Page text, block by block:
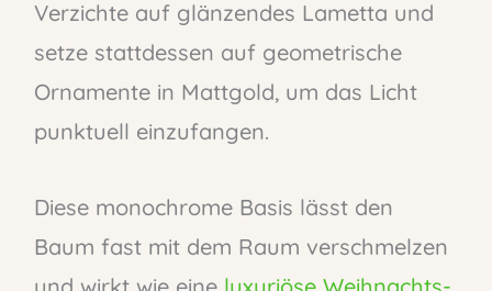
Verzichte auf glänzendes Lametta und
setze stattdessen auf geometrische
Ornamente in Mattgold, um das Licht
punktuell einzufangen.
Diese monochrome Basis lässt den
Baum fast mit dem Raum verschmelzen